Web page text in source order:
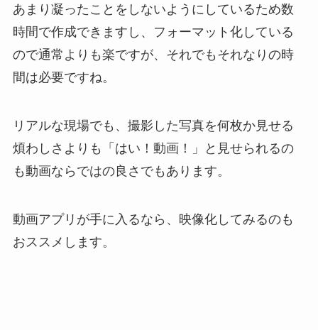
あまり凝ったことをしないようにしているため数
時間で作成できますし、フォーマット化している
ので通常よりも楽ですが、それでもそれなりの時
間は必要ですね。
リアルな現場でも、撮影した写真を何枚か見せる
煩わしさよりも「はい！動画！」と見せられるの
も動画ならではの良さでもあります。
動画アプリが手に入るなら、映像化してみるのも
おススメします。